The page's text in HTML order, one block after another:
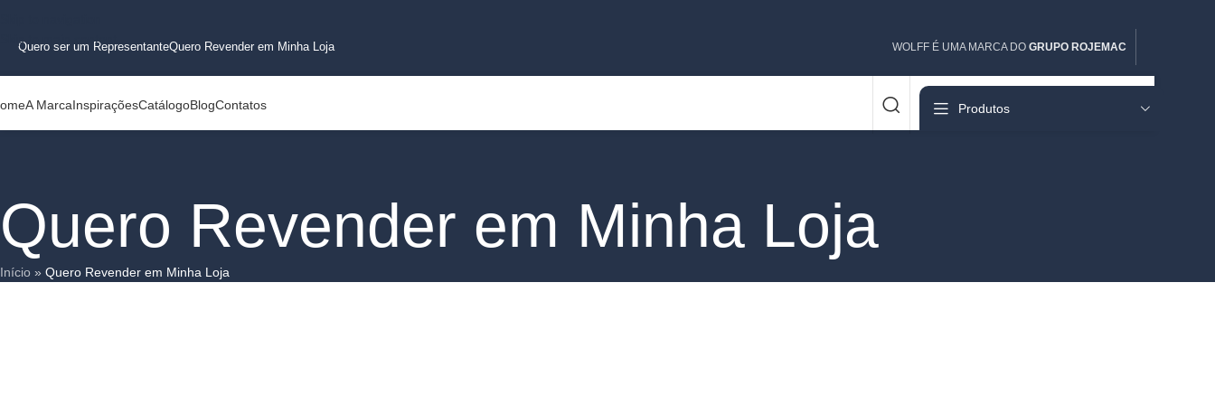
Skip to main content
Quero ser um RepresentanteQuero Revender em Minha Loja WOLFF É UMA MARCA DO GRUPO ROJEMAC
A MarcaInspiraçõesCatálogoBlogContatos Produtos
Quero Revender em Minha Loja
Início » Quero Revender em Minha Loja